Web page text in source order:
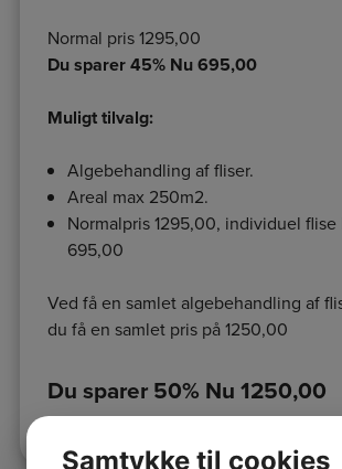
Normal pris 1295,00
Du sparer 45% Nu 695,00
Muligt tilvalg:
Algebehandling af fliser.
Areal max 250m2.
Normalpris 1295,00, individuel
695,00
Ved få en samlet algebehandling af
du få en samlet pris på 1250,00
Du sparer 50% Nu 1250,00
Samtykke til cookies